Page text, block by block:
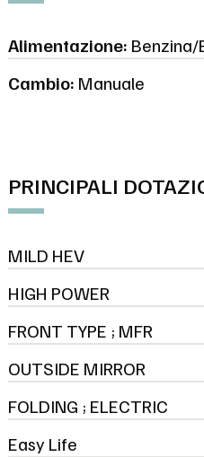
Alimentazione:
Cambio: Manuale
PRINCIPALI
MILD HEV
HIGH POWER
FRONT TYPE ; MFR
OUTSIDE MIRROR
FOLDING ; ELECTRIC
Easy Life